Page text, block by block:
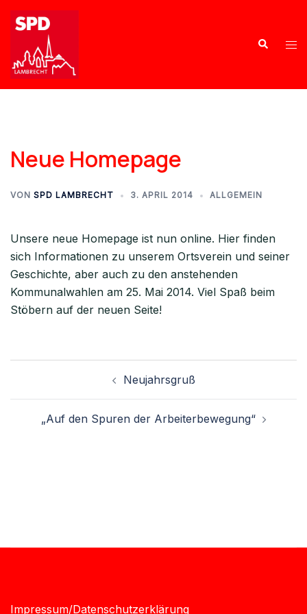
Neue Homepage
VON SPD LAMBRECHT 3. APRIL 2014 ALLGEMEIN
Unsere neue Homepage ist nun online. Hier finden
sich Informationen zu unserem Ortsverein und seiner
Geschichte, aber auch zu den anstehenden
Kommunalwahlen am 25. Mai 2014. Viel Spaß beim
Stöbern auf der neuen Seite!
Neujahrsgruß
„Auf den Spuren der Arbeiterbewegung“
Impressum/Datenschutzerklärung